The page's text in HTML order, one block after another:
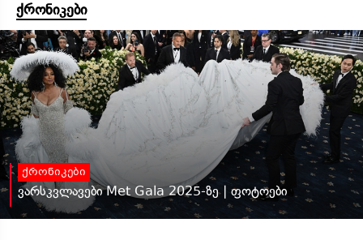
ქრონიკები
ქრონიკები
ვარსკვლავები Met Gala 2025-ზე | ფოტოები